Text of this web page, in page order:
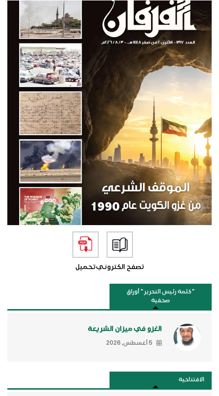
تصفح الكترونيتحميل
"كلمة رئيس التحرير " أوراق
صحفية
الغزو في ميزان الشريعة
5 أغسطس, 2026
الافتتاحية